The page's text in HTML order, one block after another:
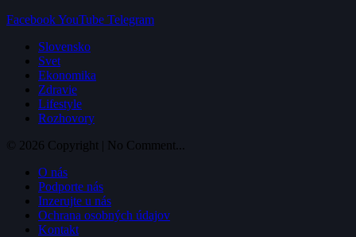
FacebookYouTube Telegram
Slovensko
Svet
Ekonomika
Zdravie
Lifestyle
Rozhovory
© 2026 Copyright | No Comment...
O nás
Podporte nás
Inzerujte u nás
Ochrana osobných údajov
Kontakt